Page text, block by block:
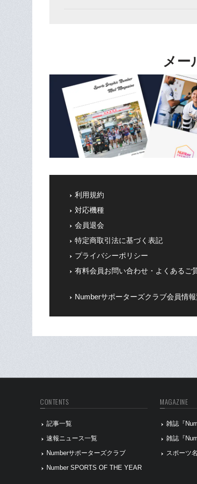
メー
利用規約
対応機種
会員退会
特定商取引法に基づく表記
プライバシーポリシー
有料会員お問い合わせ・よくあるご
Numberサポーターズクラブ会員情
CONTENTS
記事一覧
速報ニュース一覧
Numberサポーターズクラブ
Number SPORTS OF THE YEAR
MAGAZINE
雑誌『
雑誌『
スポーツ